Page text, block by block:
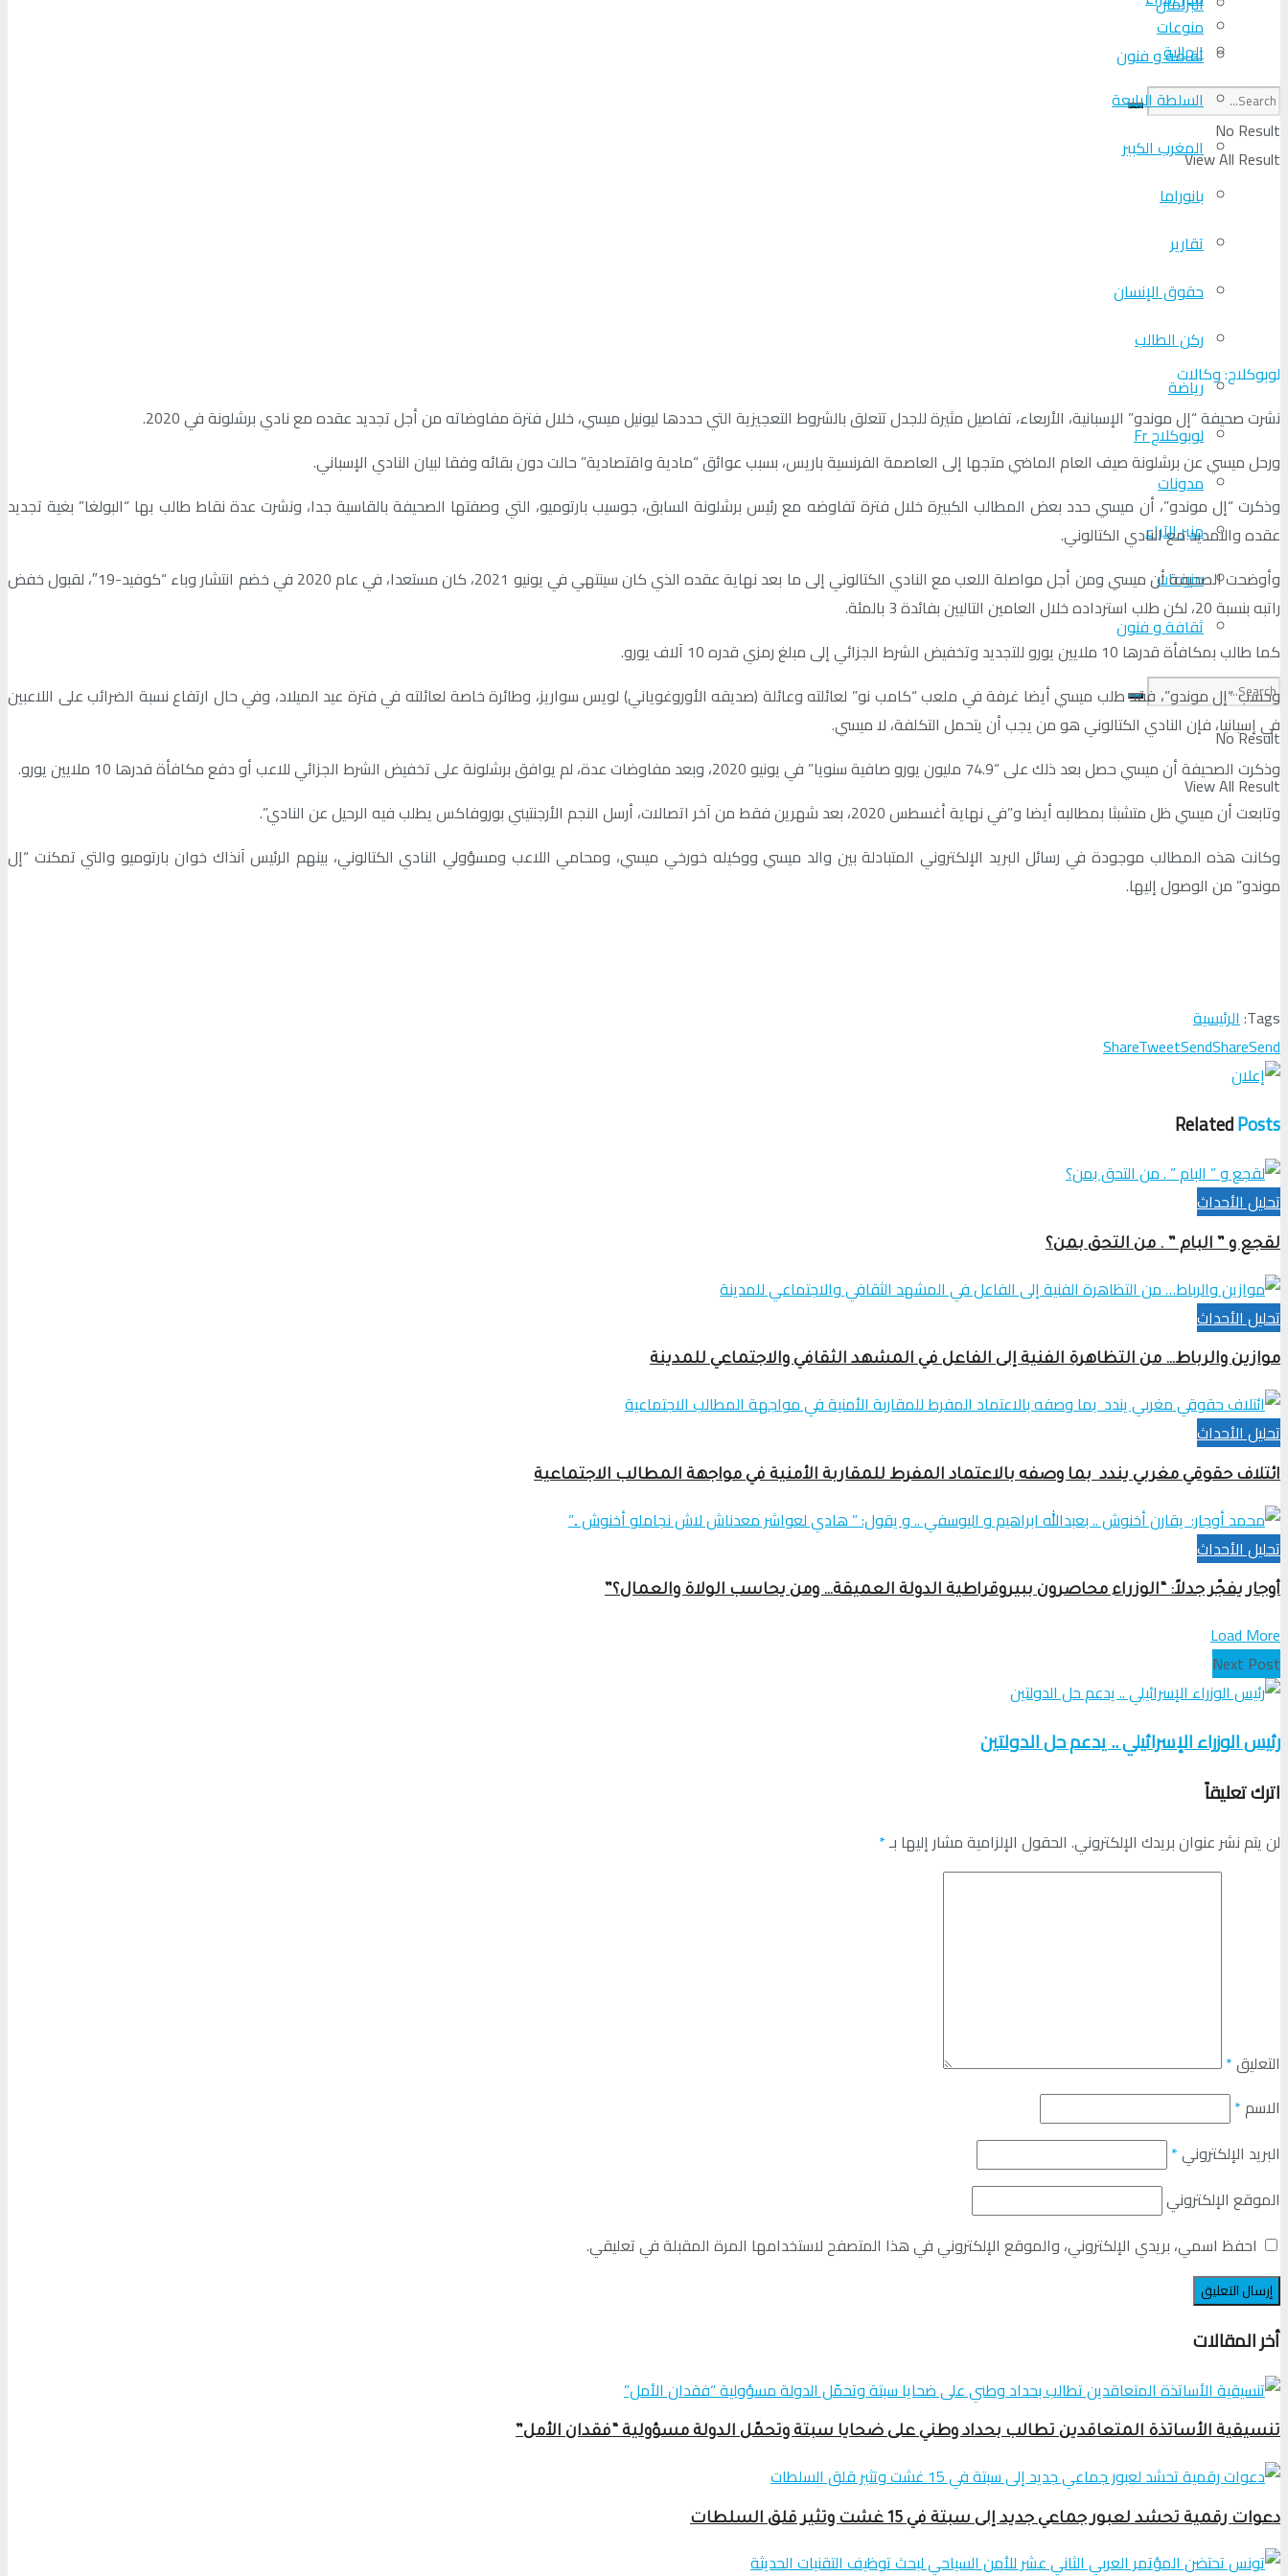
منوعات
ثقافة و فنون
No Result
View All Result
الجالية
السلطة الرابعة
المغرب الكبير
بانوراما
تقارير
حقوق الإنسان
ركن الطالب
رياضة
لوبوكلاج Fr
مدونات
منبر الآراء
منوعات
ثقافة و فنون
No Result
View All Result
لوبوكلاج: وكالات
نشرت صحيفة “إل موندو” الإسبانية، الأربعاء، تفاصيل مثيرة للجدل تتعلق بالشروط التعجيزية التي حددها ليونيل ميسي، خلال فترة مفاوضاته من أجل تجديد عقده مع نادي برشلونة في 2020.
ورحل ميسي عن برشلونة صيف العام الماضي متجها إلى العاصمة الفرنسية باريس، بسبب عوائق “مادية واقتصادية” حالت دون بقائه وفقا لبيان النادي الإسباني.
وذكرت “إل موندو”، أن ميسي حدد بعض المطالب الكبيرة خلال فترة تفاوضه مع رئيس برشلونة السابق، جوسيب بارتوميو، التي وصفتها الصحيفة بالقاسية جدا، ونشرت عدة نقاط طالب بها “البولغا” بغية تجديد
عقده والتمديد مع النادي الكتالوني.
وأوضحت الصحيفة أن ميسي ومن أجل مواصلة اللعب مع النادي الكتالوني إلى ما بعد نهاية عقده الذي كان سينتهي في يونيو 2021، كان مستعدا، في عام 2020 في خضم انتشار وباء “كوفيد-19″، لقبول خفض
راتبه بنسبة 20، لكن طلب استرداده خلال العامين التاليين بفائدة 3 بالمئة.
كما طالب بمكافأة قدرها 10 ملايين يورو للتجديد وتخفيض الشرط الجزائي إلى مبلغ رمزي قدره 10 آلاف يورو.
وحسب “إل موندو”، فقد طلب ميسي أيضا غرفة في ملعب “كامب نو” لعائلته وعائلة (صديقه الأوروغوياني) لويس سواريز، وطائرة خاصة لعائلته في فترة عيد الميلاد، وفي حال ارتفاع نسبة الضرائب على اللاعبين
في إسبانيا، فإن النادي الكتالوني هو من يجب أن يتحمل التكلفة، لا ميسي.
وذكرت الصحيفة أن ميسي حصل بعد ذلك على “74.9 مليون يورو صافية سنويا” في يونيو 2020، وبعد مفاوضات عدة، لم يوافق برشلونة على تخفيض الشرط الجزائي للاعب أو دفع مكافأة قدرها 10 ملايين يورو.
وتابعت أن ميسي ظل متشبثا بمطالبه أيضا و”في نهاية أغسطس 2020، بعد شهرين فقط من آخر اتصالات، أرسل النجم الأرجنتيني بوروفاكس يطلب فيه الرحيل عن النادي”.
وكانت هذه المطالب موجودة في رسائل البريد الإلكتروني المتبادلة بين والد ميسي ووكيله خورخي ميسي، ومحامي اللاعب ومسؤولي النادي الكتالوني، بينهم الرئيس آنذاك خوان بارتوميو والتي تمكنت “إل
موندو” من الوصول إليها.
Tags: الرئيسية
ShareTweetSendShareSend
RelatedPosts
تحلیل الأحداث
لقجع و ” البام ” . من التحق بمن؟
تحلیل الأحداث
موازين والرباط… من التظاهرة الفنية إلى الفاعل في المشهد الثقافي والاجتماعي للمدينة
تحلیل الأحداث
ائتلاف حقوقي مغربي يندد بما وصفه بالاعتماد المفرط للمقاربة الأمنية في مواجهة المطالب الاجتماعية
تحلیل الأحداث
أوجار يفجّر جدلاً: “الوزراء محاصرون ببيروقراطية الدولة العميقة… ومن يحاسب الولاة والعمال؟”
Load More
Next Post
رئيس الوزراء الإسرائيلي .. يدعم حل الدولتين
اترك تعليقاً
لن يتم نشر عنوان بريدك الإلكتروني. الحقول الإلزامية مشار إليها بـ*
التعليق*
الاسم*
البريد الإلكتروني*
الموقع الإلكتروني
احفظ اسمي، بريدي الإلكتروني، والموقع الإلكتروني في هذا المتصفح لاستخدامها المرة المقبلة في تعليقي.
أخر المقالات
تنسيقية الأساتذة المتعاقدين تطالب بحداد وطني على ضحايا سبتة وتحمّل الدولة مسؤولية “فقدان الأمل”
دعوات رقمية تحشد لعبور جماعي جديد إلى سبتة في 15 غشت وتثير قلق السلطات